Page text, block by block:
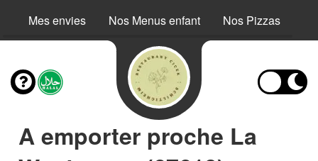
Mes envies Nos Menus enfant Nos Pizzas
A emporter proche La